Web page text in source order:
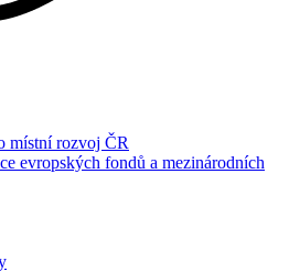
místní rozvoj ČR
evropských fondů a mezinárodních